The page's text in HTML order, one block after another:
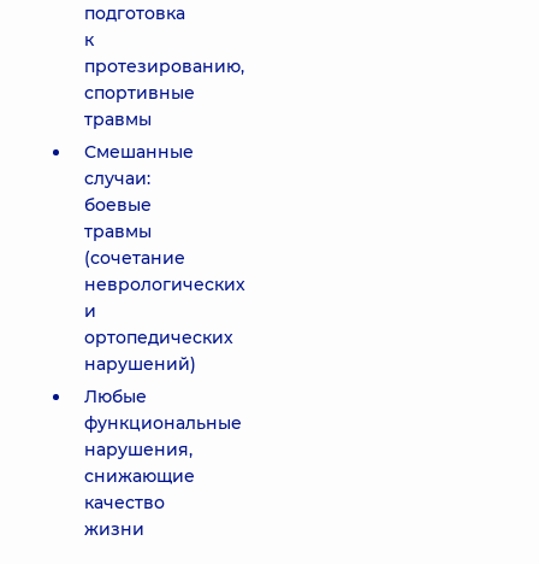
подготовка
к
протезированию,
спортивные
травмы
Смешанные
случаи:
боевые
травмы
(сочетание
неврологических
и
ортопедических
нарушений)
Любые
функциональные
нарушения,
снижающие
качество
жизни